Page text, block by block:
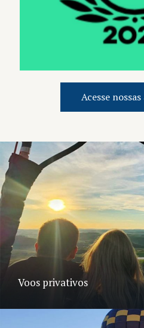
Acesse
Voos privativos